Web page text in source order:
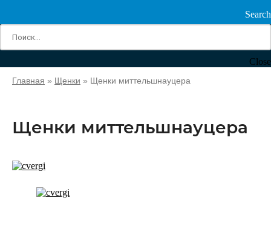
Search
Close
Главная » Щенки » Щенки миттельшнауцера
Щенки миттельшнауцера